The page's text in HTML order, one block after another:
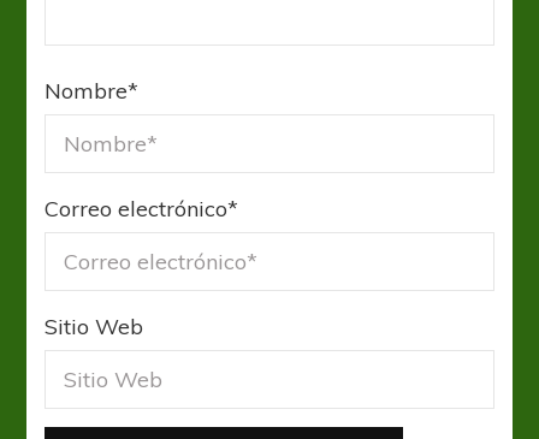
Nombre*
Correo electrónico*
Sitio Web